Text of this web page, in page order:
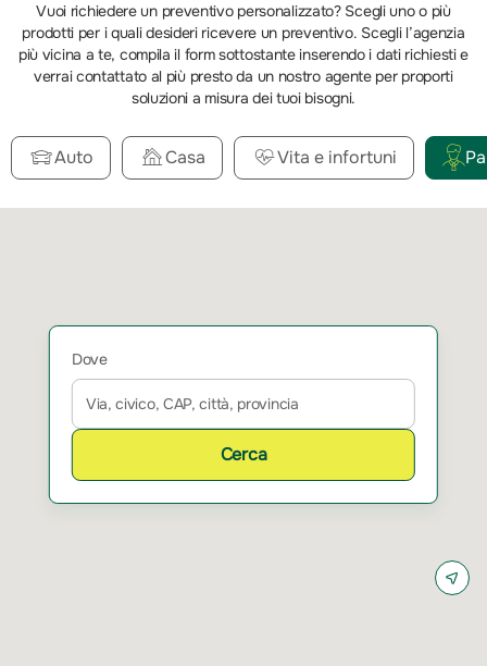
Vuoi richiedere un preventivo personalizzato? Scegli uno o più
prodotti per i quali desideri ricevere un preventivo. Scegli l’agenzia
più vicina a te, compila il form sottostante inserendo i dati richiesti e
verrai contattato al più presto da un nostro agente per proporti
soluzioni a misura dei tuoi bisogni.
Auto Casa Vita e infortuni
Dove
Cerca